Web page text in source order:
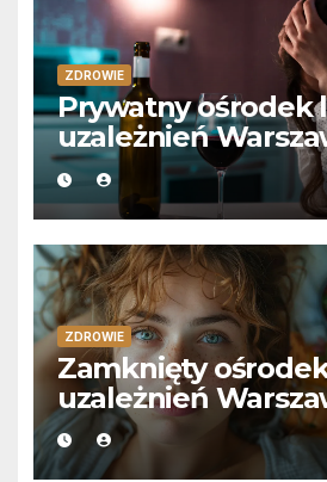
ZDROWIE
Prywatny ośrodek
uzależnień
ZDROWIE
Zamknięty
uzależnień